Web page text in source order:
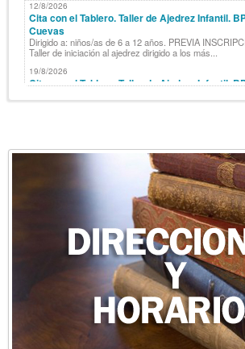
12/8/2026
Cita con el Tablero. Taller de Ajedrez Infantil.
Cuevas
Dirigido a: niños/as de 6 a 12 años. PREVIA
Taller de iniciación al ajedrez dirigido a los más...
19/8/2026
Cita con el Tablero. Taller de Ajedrez Infantil.
Ver todos los